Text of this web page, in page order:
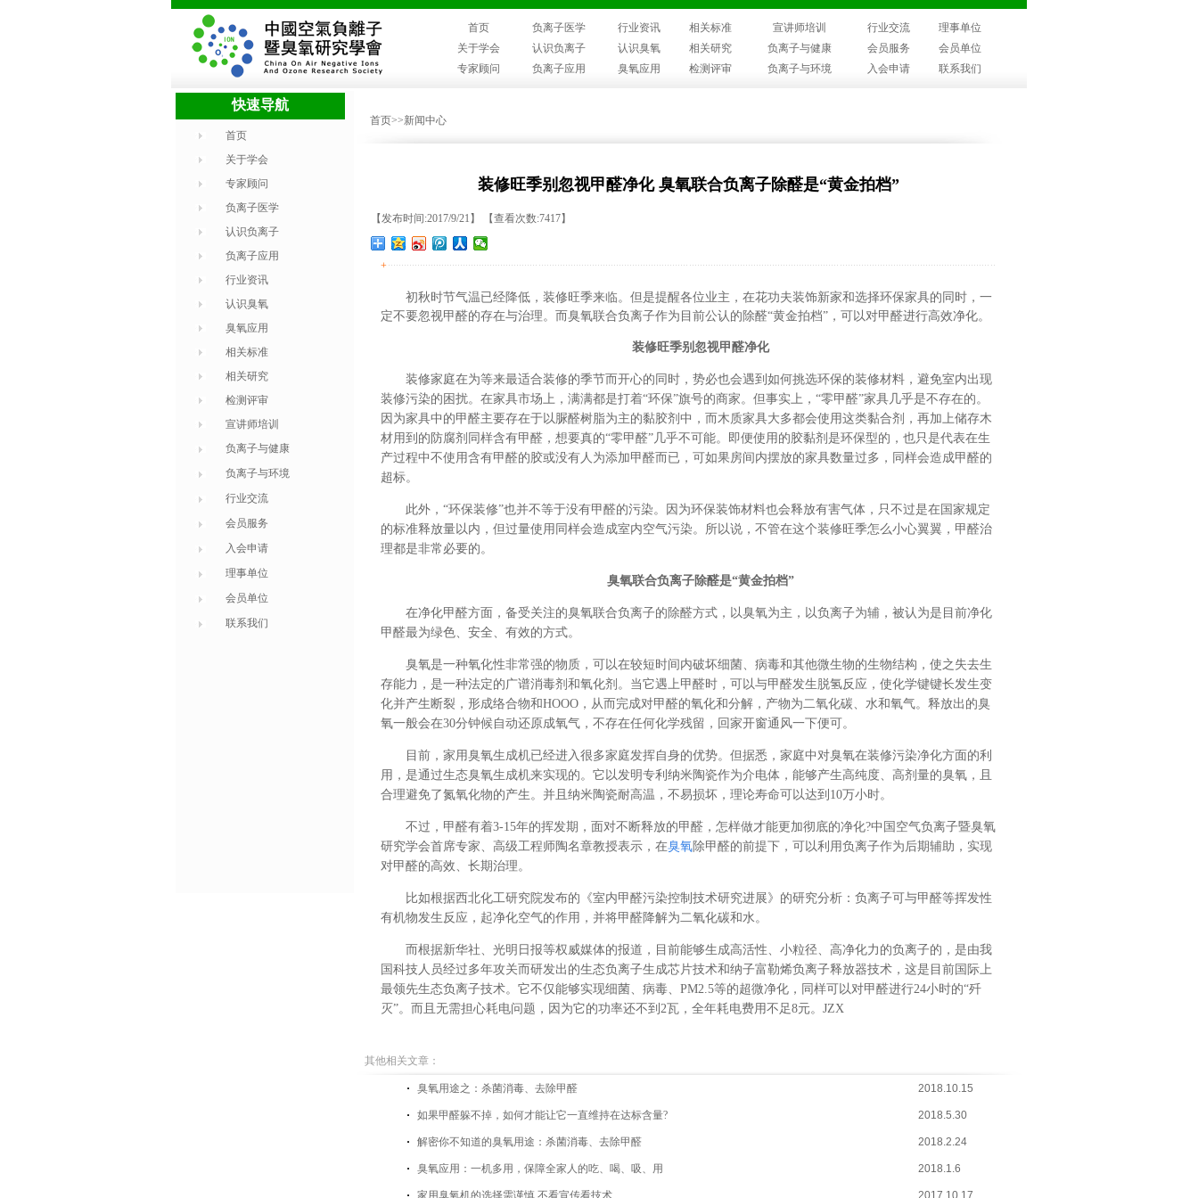
首页 负离子医学 行业资讯 相关标准 宣讲师培训 行业交流
理事单位
关于学会
认识负离子 认识臭氧 相关研究 负离子与健康 会员服务
会员单位
专家顾问
负离子应用 臭氧应用 检测评审 负离子与环境 入会申请 联系我们
快速导航
首页
关于学会
专家顾问
负离子医学
认识负离子
负离子应用
行业资讯
认识臭氧
臭氧应用
相关标准
相关研究
检测评审
宣讲师培训
负离子与健康
负离子与环境
行业交流
会员服务
入会申请
理事单位
会员单位
联系我们
首页>>新闻中心
装修旺季别忽视甲醛净化 臭氧联合负离子除醛是“黄金拍档”
【发布时间:2017/9/21】 【查看次数:7417】
+
初秋时节气温已经降低，装修旺季来临。但是提醒各位业主，在花功夫装饰新家和选择环保家具的同时，一
定不要忽视甲醛的存在与治理。而臭氧联合负离子作为目前公认的除醛“黄金拍档”，可以对甲醛进行高效净化。
装修旺季别忽视甲醛净化
装修家庭在为等来最适合装修的季节而开心的同时，势必也会遇到如何挑选环保的装修材料，避免室内出现
装修污染的困扰。在家具市场上，满满都是打着“环保”旗号的商家。但事实上，“零甲醛”家具几乎是不存在的。
因为家具中的甲醛主要存在于以脲醛树脂为主的黏胶剂中，而木质家具大多都会使用这类黏合剂，再加上储存木
材用到的防腐剂同样含有甲醛，想要真的“零甲醛”几乎不可能。即便使用的胶黏剂是环保型的，也只是代表在生
产过程中不使用含有甲醛的胶或没有人为添加甲醛而已，可如果房间内摆放的家具数量过多，同样会造成甲醛的
超标。
此外，“环保装修”也并不等于没有甲醛的污染。因为环保装饰材料也会释放有害气体，只不过是在国家规定
的标准释放量以内，但过量使用同样会造成室内空气污染。所以说，不管在这个装修旺季怎么小心翼翼，甲醛治
理都是非常必要的。
臭氧联合负离子除醛是“黄金拍档”
在净化甲醛方面，备受关注的臭氧联合负离子的除醛方式，以臭氧为主，以负离子为辅，被认为是目前净化
甲醛最为绿色、安全、有效的方式。
臭氧是一种氧化性非常强的物质，可以在较短时间内破坏细菌、病毒和其他微生物的生物结构，使之失去生
存能力，是一种法定的广谱消毒剂和氧化剂。当它遇上甲醛时，可以与甲醛发生脱氢反应，使化学键键长发生变
化并产生断裂，形成络合物和HOOO，从而完成对甲醛的氧化和分解，产物为二氧化碳、水和氧气。释放出的臭
氧一般会在30分钟候自动还原成氧气，不存在任何化学残留，回家开窗通风一下便可。
目前，家用臭氧生成机已经进入很多家庭发挥自身的优势。但据悉，家庭中对臭氧在装修污染净化方面的利
用，是通过生态臭氧生成机来实现的。它以发明专利纳米陶瓷作为介电体，能够产生高纯度、高剂量的臭氧，且
合理避免了氮氧化物的产生。并且纳米陶瓷耐高温，不易损坏，理论寿命可以达到10万小时。
不过，甲醛有着3-15年的挥发期，面对不断释放的甲醛，怎样做才能更加彻底的净化?中国空气负离子暨臭氧
研究学会首席专家、高级工程师陶名章教授表示，在臭氧除甲醛的前提下，可以利用负离子作为后期辅助，实现
对甲醛的高效、长期治理。
比如根据西北化工研究院发布的《室内甲醛污染控制技术研究进展》的研究分析：负离子可与甲醛等挥发性
有机物发生反应，起净化空气的作用，并将甲醛降解为二氧化碳和水。
而根据新华社、光明日报等权威媒体的报道，目前能够生成高活性、小粒径、高净化力的负离子的，是由我
国科技人员经过多年攻关而研发出的生态负离子生成芯片技术和纳子富勒烯负离子释放器技术，这是目前国际上
最领先生态负离子技术。它不仅能够实现细菌、病毒、PM2.5等的超微净化，同样可以对甲醛进行24小时的“歼
灭”。而且无需担心耗电问题，因为它的功率还不到2瓦，全年耗电费用不足8元。JZX
其他相关文章：
臭氧用途之：杀菌消毒、去除甲醛 2018.10.15
如果甲醛躲不掉，如何才能让它一直维持在达标含量? 2018.5.30
解密你不知道的臭氧用途：杀菌消毒、去除甲醛 2018.2.24
臭氧应用：一机多用，保障全家人的吃、喝、吸、用 2018.1.6
家用臭氧机的选择需谨慎 不看宣传看技术 2017.10.17